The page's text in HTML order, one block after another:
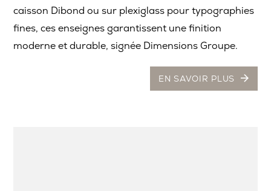
caisson Dibond ou sur plexiglass pour typographies
fines, ces enseignes garantissent une finition
moderne et durable, signée Dimensions Groupe.
EN SAVOIR PLUS